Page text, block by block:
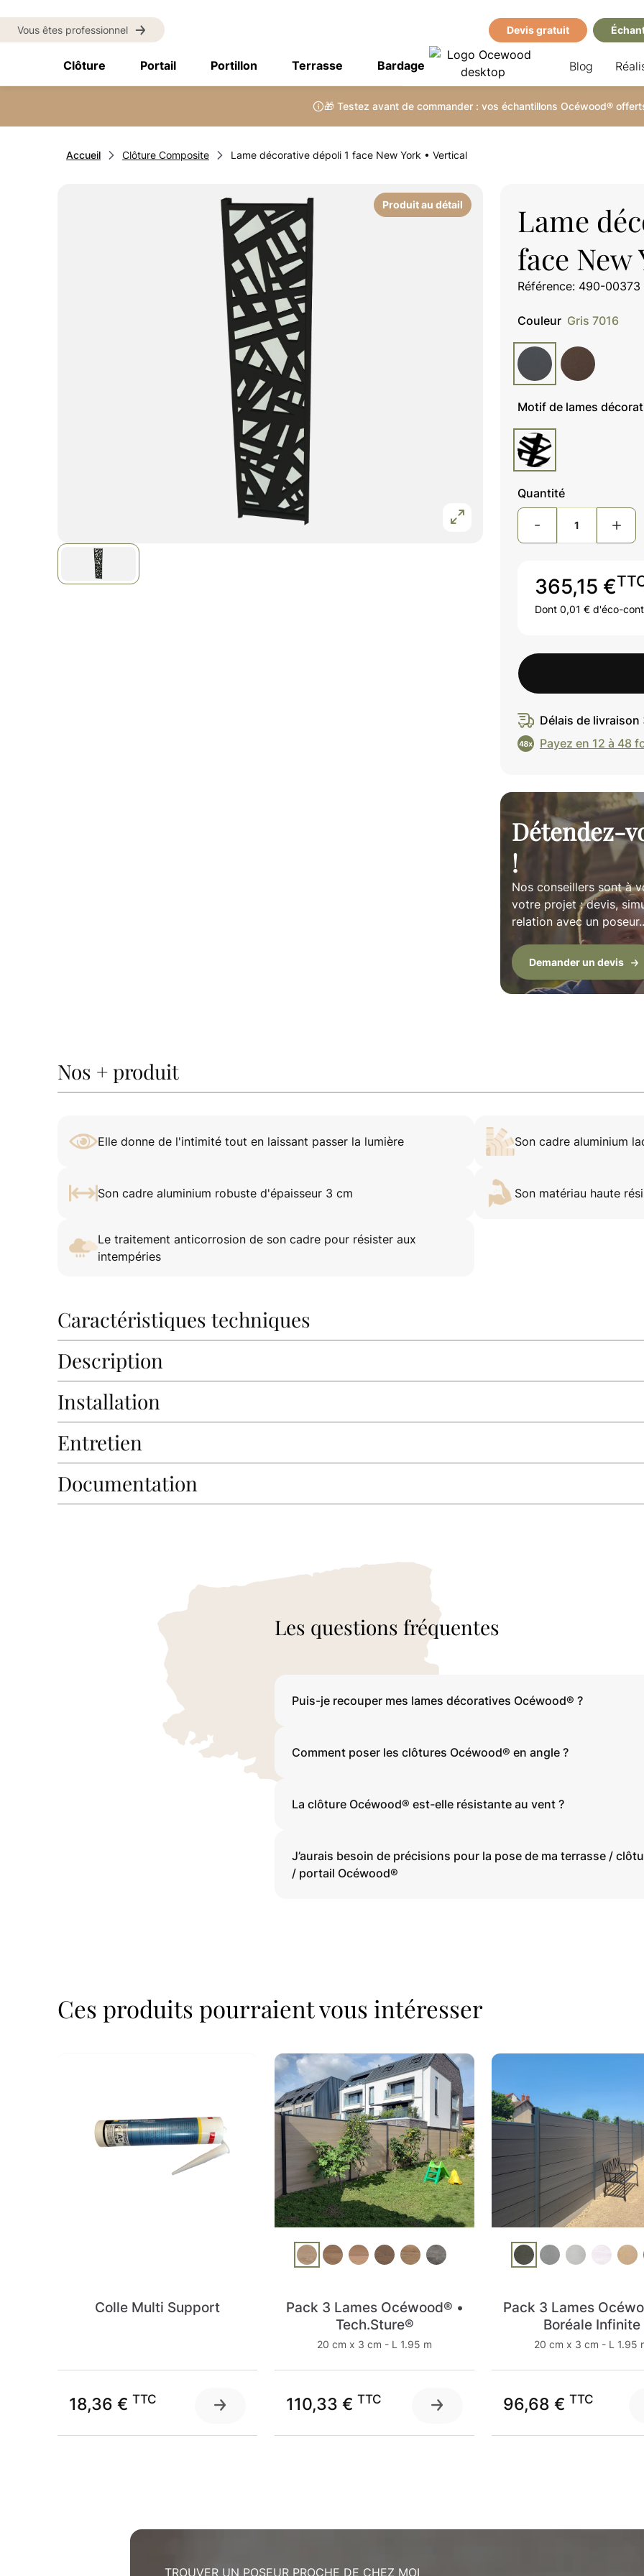
Vous êtes professionnel
Clôture Portail Portillon Terrasse Bardage
Devis gratuit
Blog
🎁 Testez avant de commander : vos échantillons Océwood®
Accueil Clôture Composite Lame décorative dépoli 1 face New York • Vertical
Produit au détail
Lame
face New
Référence: 490-00373
Couleur Gris 7016
Motif de lames
Quantité
365,15 €
Dont 0,01 € d'éco-
Délais de livraison
Payez en 12 à 48
Détendez-
!
Nos conseillers sont à
votre projet : devis,
relation avec un
Demander un devis
Nos + produit
Elle donne de l'intimité tout en laissant passer la lumière Son cadre aluminium
Son cadre aluminium robuste d'épaisseur 3 cm Son matériau haute
Le traitement anticorrosion de son cadre pour résister aux
intempéries
Caractéristiques techniques
Description
Installation
Entretien
Documentation
Les questions fréquentes
Puis-je recouper mes lames décoratives Océwood® ?
Comment poser les clôtures Océwood® en angle ?
La clôture Océwood® est-elle résistante au vent ?
J’aurais besoin de précisions pour la pose de ma terrasse /
/ portail Océwood®
Ces produits pourraient vous intéresser
Colle Multi Support
18,36 € TTC
Pack 3 Lames Océwood® •
Tech.Sture®
20 cm x 3 cm - L 1.95 m
110,33 € TTC
Pack 3 Lames
Boréale Infinite
20 cm x 3 cm - L 1.95
96,68 € TTC
TROUVER UN POSEUR PROCHE DE CHEZ MOI